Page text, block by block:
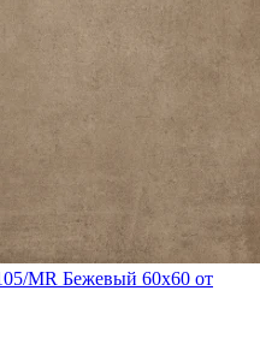
MR Бежевый 60х60 от